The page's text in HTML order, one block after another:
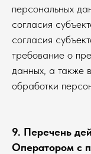
персональных
согласия
согласия
требование о
данных, а также
обработки
9. Перечень
Оператором с